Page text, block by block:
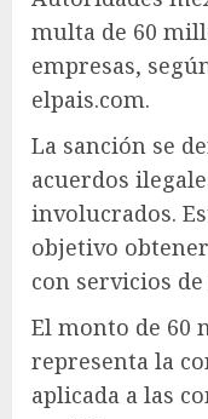
multa de 60
empresas,
elpais.com.
La sanción se
acuerdos
involucrados.
objetivo
con servicios
El monto de 60
representa la
aplicada a las